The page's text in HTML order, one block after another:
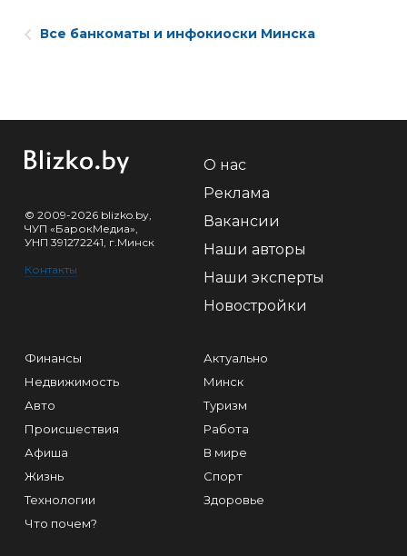
Все банкоматы и инфокиоски Минска
© 2009-2026 blizko.by,
ЧУП «БарокМедиа»,
УНП 391272241, г.Минск
Контакты
О нас
Реклама
Вакансии
Наши авторы
Наши эксперты
Новостройки
Финансы
Недвижимость
Авто
Происшествия
Афиша
Жизнь
Технологии
Что почем?
Актуально
Минск
Туризм
Работа
В мире
Спорт
Здоровье